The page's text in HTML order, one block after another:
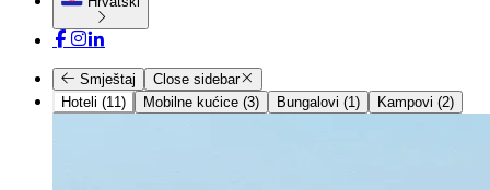
Smještaj
Close sidebar
Hoteli (11)
Mobilne kućice (3) Bungalovi (1) Kampovi (2)